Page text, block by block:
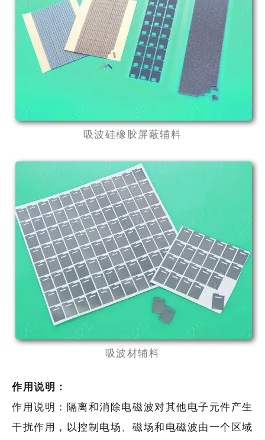
吸波硅橡胶屏蔽辅料
吸波材辅料
作用说明：
作用说明：隔离和消除电磁波对其他电子元件产生
干扰作用，以控制电场、磁场和电磁波由一个区域